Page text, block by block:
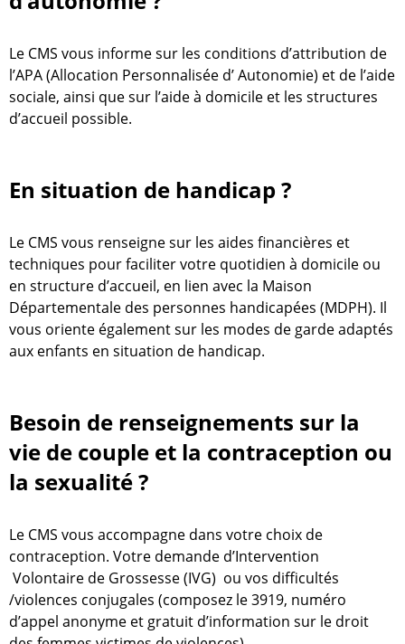
Le CMS vous informe sur les conditions d’attribution de
l’APA (Allocation Personnalisée d’ Autonomie) et de l’aide
sociale, ainsi que sur l’aide à domicile et les structures
d’accueil possible.
En situation de handicap ?
Le CMS vous renseigne sur les aides financières et
techniques pour faciliter votre quotidien à domicile ou
en structure d’accueil, en lien avec la Maison
Départementale des personnes handicapées (MDPH). Il
vous oriente également sur les modes de garde adaptés
aux enfants en situation de handicap.
Besoin de renseignements sur la
vie de couple et la contraception ou
la sexualité ?
Le CMS vous accompagne dans votre choix de
contraception. Votre demande d’Intervention
Volontaire de Grossesse (IVG) ou vos difficultés
/violences conjugales (composez le 3919, numéro
d’appel anonyme et gratuit d’information sur le droit